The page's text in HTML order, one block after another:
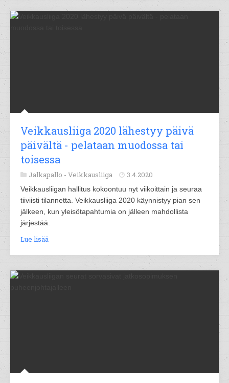
Veikkausliiga 2020 lähestyy päivä
päivältä - pelataan muodossa tai
toisessa
Jalkapallo - Veikkausliiga 3.4.2020
Veikkausliigan hallitus kokoontuu nyt viikoittain ja seuraa
tiiviisti tilannetta. Veikkausliiga 2020 käynnistyy pian sen
jälkeen, kun yleisötapahtumia on jälleen mahdollista
järjestää.
Lue lisää